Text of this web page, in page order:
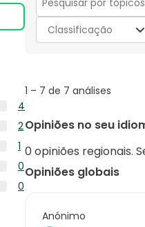
4
4
análises
com
5
estrelas.
2
2
análises
com
4
1
1
análise
com
estrelas.
0
0
análise
0
análise
Secção
para
pesquisar
Classificação
1
to
de
análises
1 – 7 de 7 análises
Opiniões no seu
0 opiniões regionais.
Opiniões globais
Anónimo